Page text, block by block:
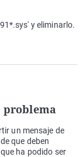
y eliminarlo.
problema
un mensaje de
que deben
ha podido ser